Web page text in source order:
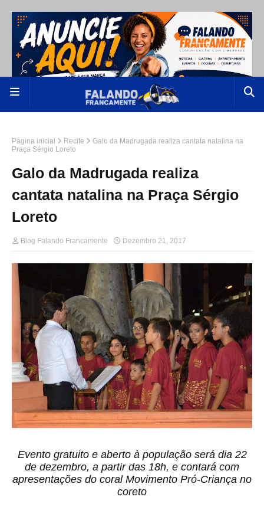
Página inicial Recife
Galo da Madrugada realiza cantata natalina na
Praça Sérgio Loreto
Galo da Madrugada realiza
cantata natalina na Praça Sérgio
Loreto
Blog Falando Francamente Dezembro 21, 2017
Evento gratuito e aberto à população será dia 22
de dezembro, a partir das 18h, e contará com
apresentações do coral Movimento Pró-Criança no
coreto